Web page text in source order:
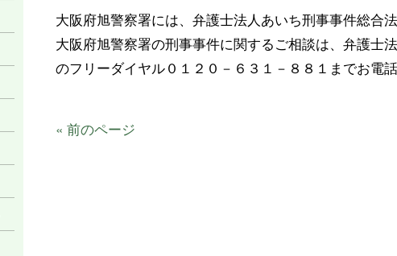
大阪府旭警察署には、弁護士法人あいち刑事事件総合
大阪府旭警察署の刑事事件に関するご相談は、弁護士
のフリーダイヤル０１２０－６３１－８８１までお電話
« 前のページ